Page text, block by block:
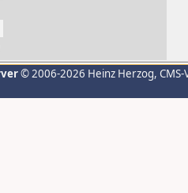
© 2006-2026 Heinz Herzog,